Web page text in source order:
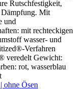
Rutschfestigkeit,
Dämpfung. Mit
und
mit rechteckigen
wasser- und
Verfahren
veredelt Gewicht:
rot, wasserblau